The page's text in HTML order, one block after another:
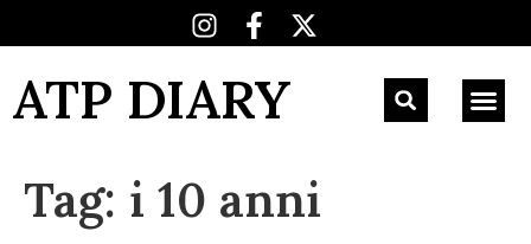
ATP DIARY
Tag: i 10 anni